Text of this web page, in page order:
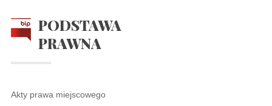
PODSTAWA
PRAWNA
Akty prawa miejscowego